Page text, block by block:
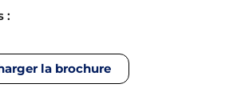
:
la brochure